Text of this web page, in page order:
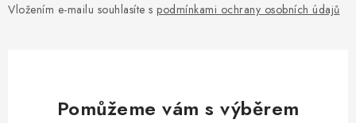
Vložením e-mailu souhlasíte s podmínkami ochrany osobních údajů
Pomůžeme vám s výběrem